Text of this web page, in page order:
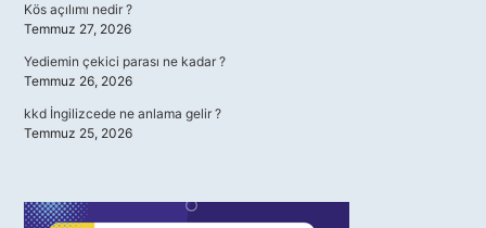
Kös açılımı nedir ?
Temmuz 27, 2026
Yediemin çekici parası ne kadar ?
Temmuz 26, 2026
kkd İngilizcede ne anlama gelir ?
Temmuz 25, 2026